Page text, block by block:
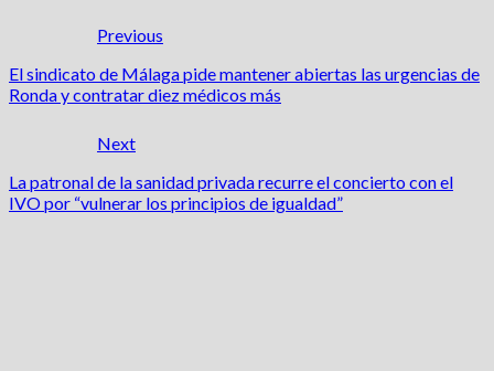
Previous
El sindicato de Málaga pide mantener abiertas las urgencias de
Ronda y contratar diez médicos más
Next
La patronal de la sanidad privada recurre el concierto con el
IVO por “vulnerar los principios de igualdad”